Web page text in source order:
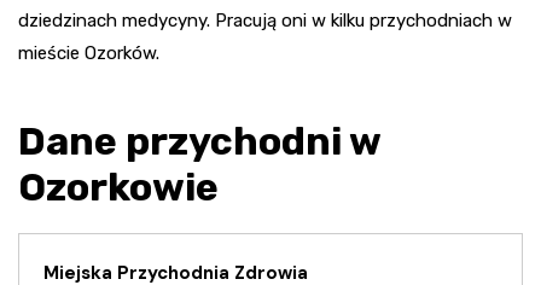
dziedzinach medycyny. Pracują oni w kilku przychodniach w
mieście Ozorków.
Dane przychodni w
Ozorkowie
Miejska Przychodnia Zdrowia